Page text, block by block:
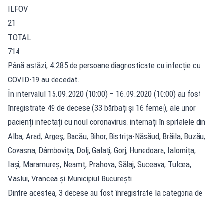
ILFOV
21
TOTAL
714
Până astăzi, 4.285 de persoane diagnosticate cu infecție cu
COVID-19 au decedat.
În intervalul 15.09.2020 (10:00) – 16.09.2020 (10:00) au fost
înregistrate 49 de decese (33 bărbați și 16 femei), ale unor
pacienți infectați cu noul coronavirus, internați în spitalele din
Alba, Arad, Argeș, Bacău, Bihor, Bistrița-Năsăud, Brăila, Buzău,
Covasna, Dâmbovița, Dolj, Galați, Gorj, Hunedoara, Ialomița,
Iași, Maramureș, Neamț, Prahova, Sălaj, Suceava, Tulcea,
Vaslui, Vrancea și Municipiul București.
Dintre acestea, 3 decese au fost înregistrate la categoria de